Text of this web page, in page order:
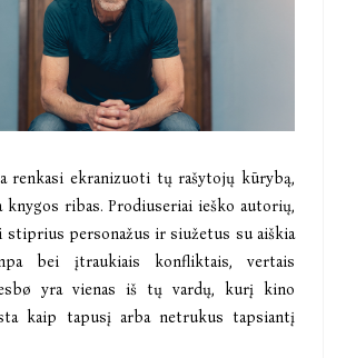
renkasi ekranizuoti tų rašytojų kūrybą,
knygos ribas. Prodiuseriai ieško autorių,
stiprius personažus ir siužetus su aiškia
bei įtraukiais konfliktais, vertais
yra vienas iš tų vardų, kurį kino
kaip tapusį arba netrukus tapsiantį